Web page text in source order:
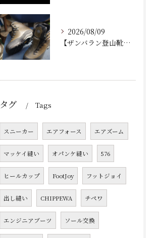
2026/08/09
【ザンバラン登山靴｜加水分解によるソール交換修理】
タグ Tags
スニーカー エアフォース エアズーム
マッケイ縫い オパンケ縫い 576
ヒールカップ FootJoy フットジョイ
出し縫い CHIPPEWA チペワ
エンジニアブーツ ソール交換